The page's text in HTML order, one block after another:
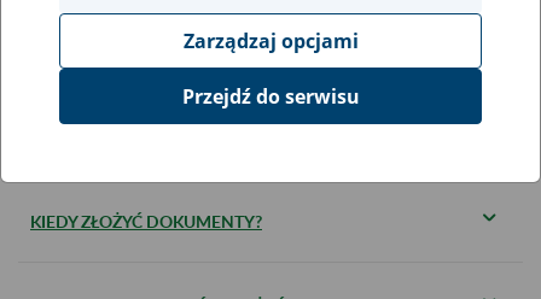
KIEDY ZŁOŻYĆ DOKUMENTY?
Zarządzaj opcjami
Przejdź do serwisu